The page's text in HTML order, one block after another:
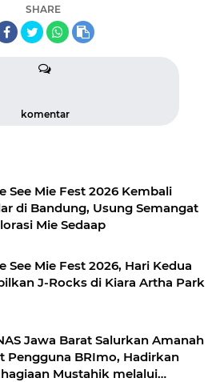
SHARE
komentar
See Mie Fest 2026 Kembali
di Bandung, Usung Semangat
Mie Sedaap
See Mie Fest 2026, Hari Kedua
J-Rocks di Kiara Artha Park
Jawa Barat Salurkan Amanah
Pengguna BRImo, Hadirkan
Mustahik melalui